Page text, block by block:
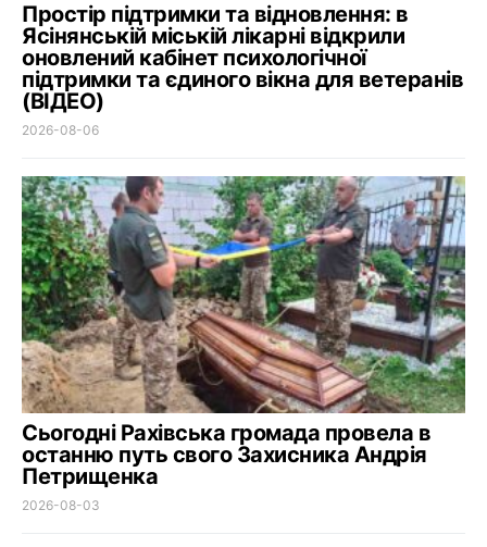
Простір підтримки та відновлення: в
Ясінянській міській лікарні відкрили
оновлений кабінет психологічної
підтримки та єдиного вікна для ветеранів
(ВІДЕО)
2026-08-06
Сьогодні Рахівська громада провела в
останню путь свого Захисника Андрія
Петрищенка
2026-08-03